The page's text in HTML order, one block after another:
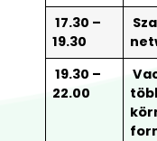
17.30 –
19.30
19.30 –
22.00